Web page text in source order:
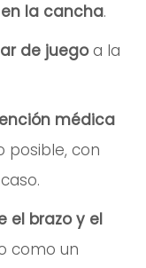
la cancha.
de juegoa la
médica
posible, con
el brazo y el
como un